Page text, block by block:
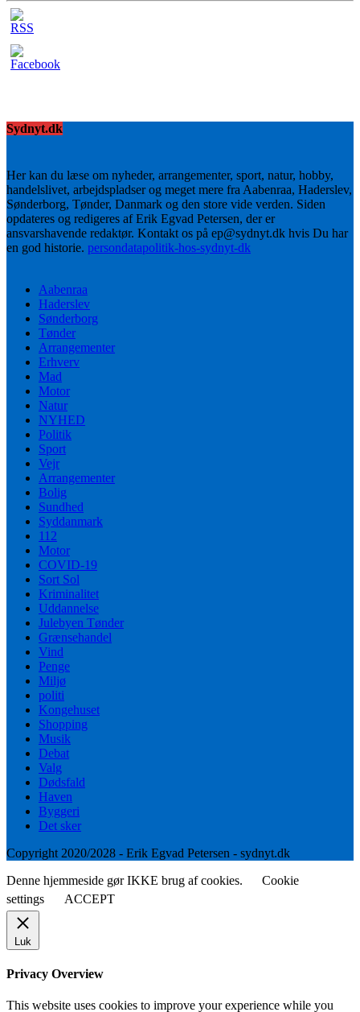
Sydnyt.dk
Her kan du læse om nyheder, arrangementer, sport, natur, hobby,
handelslivet, arbejdspladser og meget mere fra Aabenraa, Haderslev,
Sønderborg, Tønder, Danmark og den store vide verden. Siden
opdateres og redigeres af Erik Egvad Petersen, der er
ansvarshavende redaktør. Kontakt os på ep@sydnyt.dk hvis Du har
en god historie. persondatapolitik-hos-sydnyt-dk
Aabenraa
Haderslev
Sønderborg
Tønder
Arrangementer
Erhverv
Mad
Motor
Natur
NYHED
Politik
Sport
Vejr
Arrangementer
Bolig
Sundhed
Syddanmark
112
Motor
COVID-19
Sort Sol
Kriminalitet
Uddannelse
Julebyen Tønder
Grænsehandel
Vind
Penge
Miljø
politi
Kongehuset
Shopping
Musik
Debat
Valg
Dødsfald
Haven
Byggeri
Det sker
Copyright 2020/2028 - Erik Egvad Petersen - sydnyt.dk
Denne hjemmeside gør IKKE brug af cookies.
Cookie
settings
ACCEPT
Luk
Privacy Overview
This website uses cookies to improve your experience while you